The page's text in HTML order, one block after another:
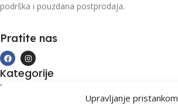
Upravljanje pristankom
podrška i pouzdana postprodaja.
Pratite nas
Kategorije
Kupovina i podrška